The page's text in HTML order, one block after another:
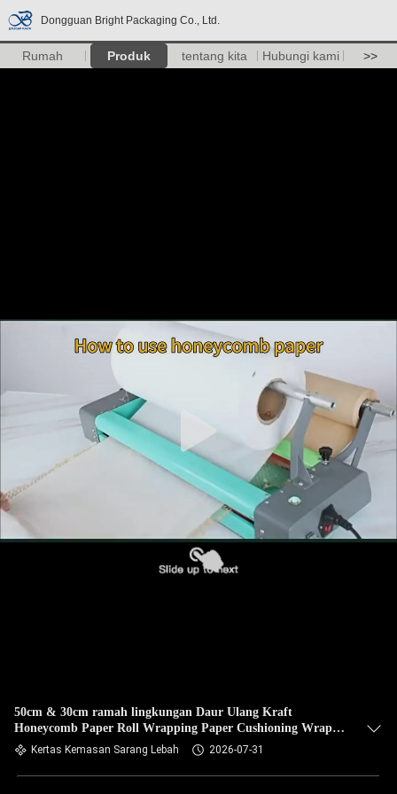
Dongguan Bright Packaging Co., Ltd.
Rumah Produk tentang kita Hubungi kami >>
50cm & 30cm ramah lingkungan Daur Ulang Kraft
Honeycomb Paper Roll Wrapping Paper Cushioning Wrap
untuk Pengiriman
Kertas Kemasan Sarang Lebah 2026-07-31